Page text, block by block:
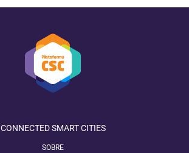
CONNECTED SMART CITIES
SOBRE